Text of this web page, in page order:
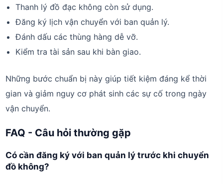
Thanh lý đồ đạc không còn sử dụng.
Đăng ký lịch vận chuyển với ban quản lý.
Đánh dấu các thùng hàng dễ vỡ.
Kiểm tra tài sản sau khi bàn giao.
Những bước chuẩn bị này giúp tiết kiệm đáng kể thời
gian và giảm nguy cơ phát sinh các sự cố trong ngày
vận chuyển.
FAQ - Câu hỏi thường gặp
Có cần đăng ký với ban quản lý trước khi chuyển
đồ không?